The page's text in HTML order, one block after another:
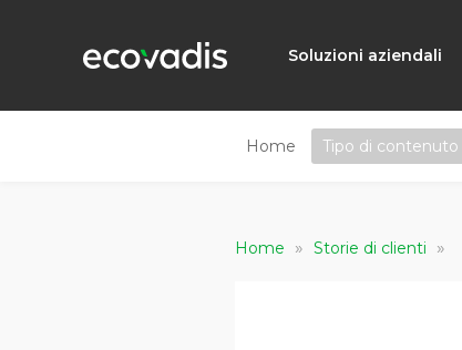
Soluzioni aziendali
Home Tipo di contenuto
Home » Storie di clienti »